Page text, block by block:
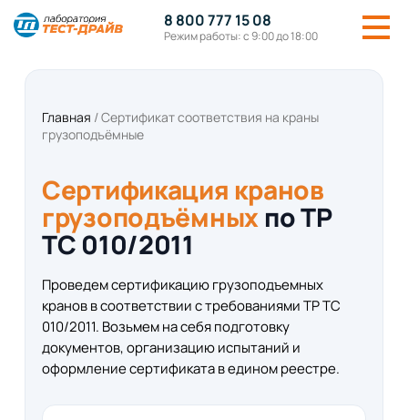
8 800 777 15 08
Режим работы: с 9:00 до 18:00
Главная /Сертификат соответствия на краны
грузоподъёмные
Сертификация кранов
грузоподъёмных по ТР
ТС 010/2011
Проведем сертификацию грузоподъемных
кранов в соответствии с требованиями ТР ТС
010/2011. Возьмем на себя подготовку
документов, организацию испытаний и
оформление сертификата в едином реестре.